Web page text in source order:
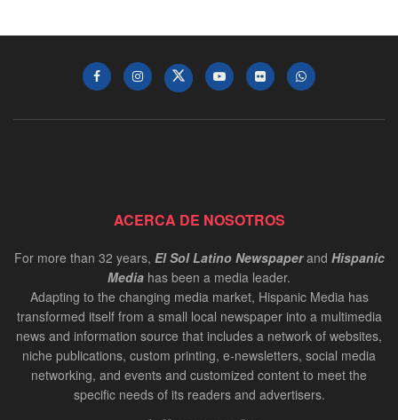
ACERCA DE NOSOTROS
For more than 32 years, El Sol Latino Newspaperand Hispanic
Media has been a media leader.
Adapting to the changing media market, Hispanic Media has
transformed itself from a small local newspaper into a multimedia
news and information source that includes a network of websites,
niche publications, custom printing, e-newsletters, social media
networking, and events and customized content to meet the
specific needs of its readers and advertisers.